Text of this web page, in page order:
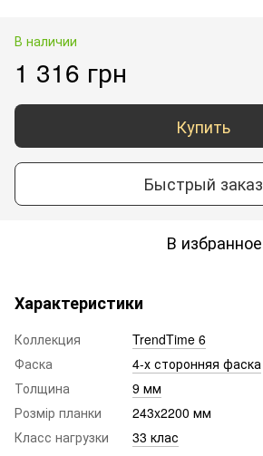
В наличии
1 316 грн
Купить
Быстрый заказ
В избранное
Характеристики
Коллекция
TrendTime 6
Фаска
4-х сторонняя фаска
Толщина
9 мм
Розмір планки
243x2200 мм
Класс нагрузки
33 клас